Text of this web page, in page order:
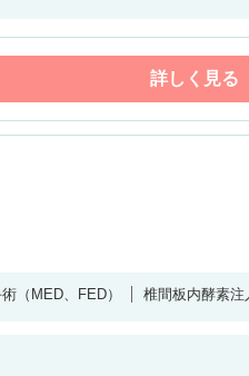
詳しく見る
（MED、FED） 椎間板内酵素注